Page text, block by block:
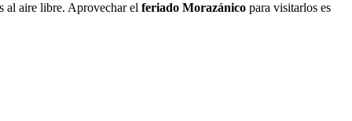
al aire libre. Aprovechar el feriado Morazánico para visitarlos es